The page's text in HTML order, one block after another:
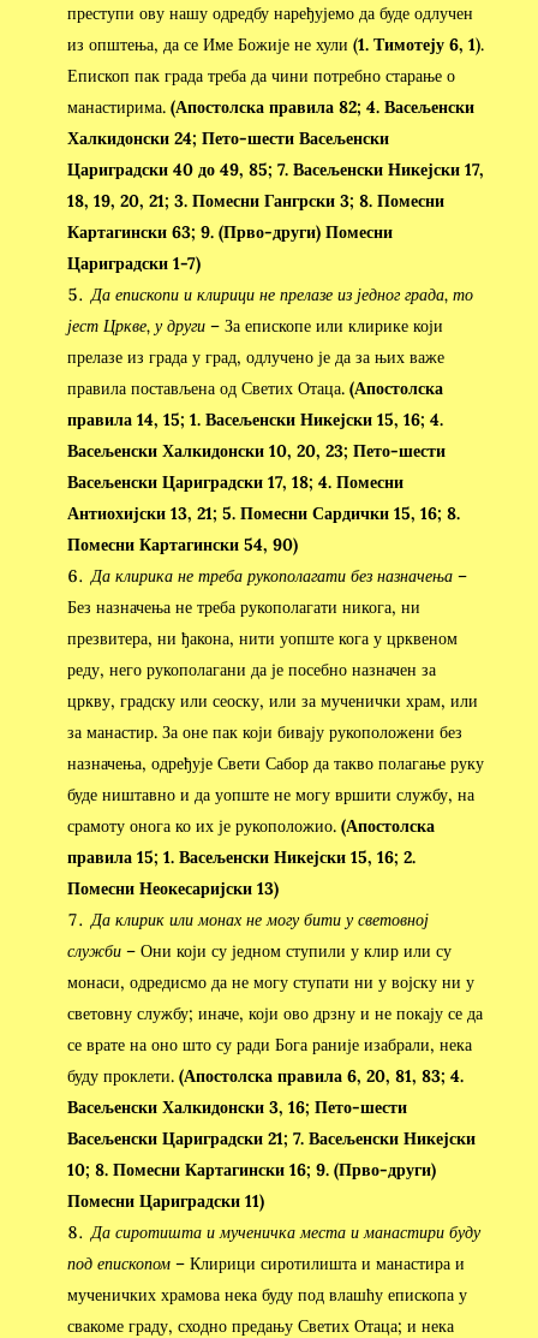
преступи ову нашу одредбу наређујемо да буде одлучен
из општења, да се Име Божије не хули (1. Тимотеју 6, 1).
Епископ пак града треба да чини потребно старање о
манастирима. (Апостолска правила 82; 4. Васељенски
Халкидонски 24; Пето-шести Васељенски
Цариградски 40 до 49, 85; 7. Васељенски Никејски 17,
18, 19, 20, 21; 3. Помесни Гангрски 3; 8. Помесни
Картагински 63; 9. (Прво-други) Помесни
Цариградски 1-7)
Да епископи и клирици не прелазе из једног града, то
јест Цркве, у други– За епископе или клирике који
прелазе из града у град, одлучено је да за њих важе
правила постављена од Светих Отаца. (Апостолска
правила 14, 15; 1. Васељенски Никејски 15, 16; 4.
Васељенски Халкидонски 10, 20, 23; Пето-шести
Васељенски Цариградски 17, 18; 4. Помесни
Антиохијски 13, 21; 5. Помесни Сардички 15, 16; 8.
Помесни Картагински 54, 90)
Да клирика не треба рукополагати без назначења–
Без назначења не треба рукополагати никога, ни
презвитера, ни ђакона, нити уопште кога у црквеном
реду, него рукополагани да је посебно назначен за
цркву, градску или сеоску, или за мученички храм, или
за манастир. За оне пак који бивају рукоположени без
назначења, одређује Свети Сабор да такво полагање руку
буде ништавно и да уопште не могу вршити службу, на
срамоту онога ко их је рукоположио. (Апостолска
правила 15; 1. Васељенски Никејски 15, 16; 2.
Помесни Неокесаријски 13)
Да клирик или монах не могу бити у световној
служби– Они који су једном ступили у клир или су
монаси, одредисмо да не могу ступати ни у војску ни у
световну службу; иначе, који ово дрзну и не покају се да
се врате на оно што су ради Бога раније изабрали, нека
буду проклети. (Апостолска правила 6, 20, 81, 83; 4.
Васељенски Халкидонски 3, 16; Пето-шести
Васељенски Цариградски 21; 7. Васељенски Никејски
10; 8. Помесни Картагински 16; 9. (Прво-други)
Помесни Цариградски 11)
Да сиротишта и мученичка места и манастири буду
под епископом– Клирици сиротилишта и манастира и
мученичких храмова нека буду под влашћу епископа у
свакоме граду, сходно предању Светих Отаца; и нека